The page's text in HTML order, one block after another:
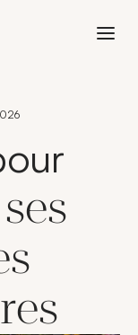
de Crédit Municipal